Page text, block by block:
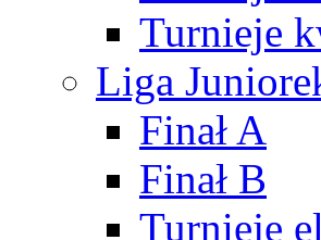
Turnieje
Liga
Finał A
Finał B
Turnieje